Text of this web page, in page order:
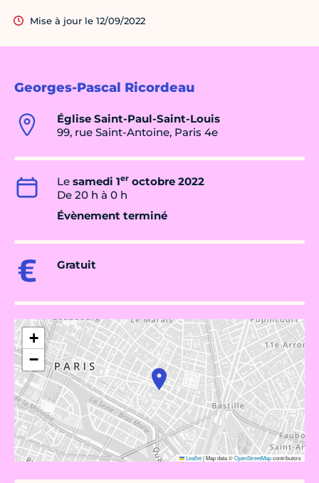
Georges-Pascal Ricordeau
Église Saint-Paul-Saint-Louis
99, rue Saint-Antoine, Paris 4e
Le samedi 1er octobre 2022
De 20 h à 0 h
Évènement terminé
Gratuit
+
−
Leaflet|Map data ©OpenStreetMapcontributors
Mise à jour le 12/09/2022